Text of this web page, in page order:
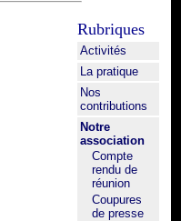
Rubriques
Activités
La pratique
Nos
contributions
Notre
association
Compte
rendu de
réunion
Coupures
de presse